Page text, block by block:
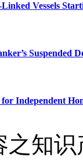
Vessels
Suspended
Independent
之知